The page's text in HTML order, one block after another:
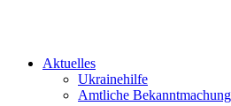
Aktuelles
Ukrainehilfe
Amtliche